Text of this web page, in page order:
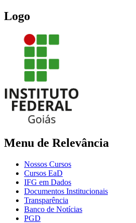
Logo
Menu de Relevância
Nossos Cursos
Cursos EaD
IFG em Dados
Documentos Institucionais
Transparência
Banco de Notícias
PGD